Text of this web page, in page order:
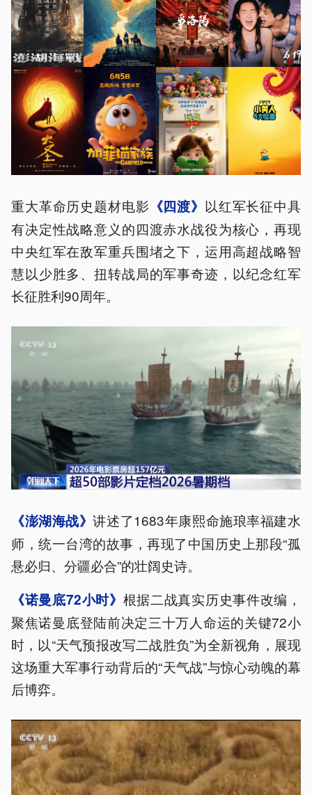
重大革命历史题材电影 《四渡》 以红军长征中具
有决定性战略意义的四渡赤水战役为核心，再现
中央红军在敌军重兵围堵之下，运用高超战略智
慧以少胜多、扭转战局的军事奇迹，以纪念红军
长征胜利90周年。
《澎湖海战》讲述了1683年康熙命施琅率福建水
师，统一台湾的故事，再现了中国历史上那段“孤
悬必归、分疆必合”的壮阔史诗。
《诺曼底72小时》 根据二战真实历史事件改编，
聚焦诺曼底登陆前决定三十万人命运的关键72小
时，以“天气预报改写二战胜负”为全新视角，展现
这场重大军事行动背后的“天气战”与惊心动魄的幕
后博弈。